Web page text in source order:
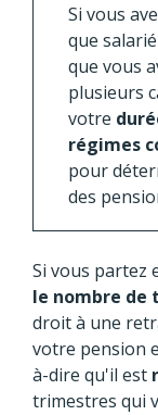
Si vous
que
que vous
plusieurs
votre
régimes
pour
des
Si vous partez
le nombre de
droit à une
votre pension
à-dire qu'il est
trimestres qui